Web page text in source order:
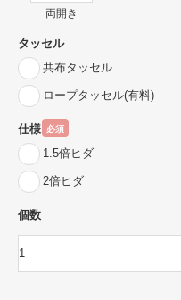
両開き
タッセル
共布タッセル
ロープタッセル(有料)
仕様 必須
1.5倍ヒダ
2倍ヒダ
個数